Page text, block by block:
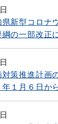
新型コロナ
の一部改正
策推進計画
１月６日か